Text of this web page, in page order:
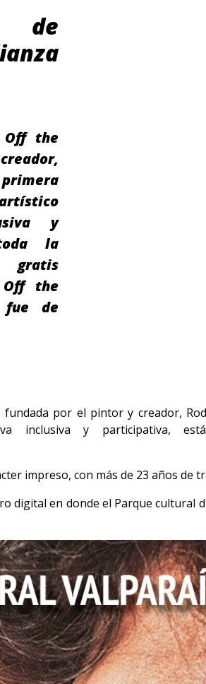
de
Off the
y
la
Off the
fue de
fundada por el pintor y creador,
inclusiva y participativa,
impreso, con más de 23 años de
digital en donde el Parque cultural